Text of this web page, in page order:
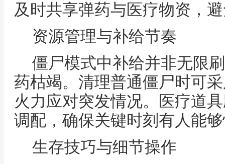
及时共享弹药与医疗物资，
资源管理与补给节奏
僵尸模式中补给并非无限
药枯竭。清理普通僵尸时可
火力应对突发情况。医疗道
调配，确保关键时刻有人能
生存技巧与细节操作